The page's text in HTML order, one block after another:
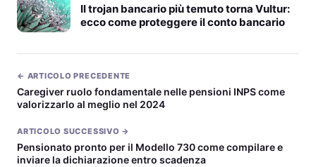
Il trojan bancario più temuto torna Vultur:
ecco come proteggere il conto bancario
← ARTICOLO PRECEDENTE
Caregiver ruolo fondamentale nelle pensioni INPS come
valorizzarlo al meglio nel 2024
ARTICOLO SUCCESSIVO →
Pensionato pronto per il Modello 730 come compilare e
inviare la dichiarazione entro scadenza